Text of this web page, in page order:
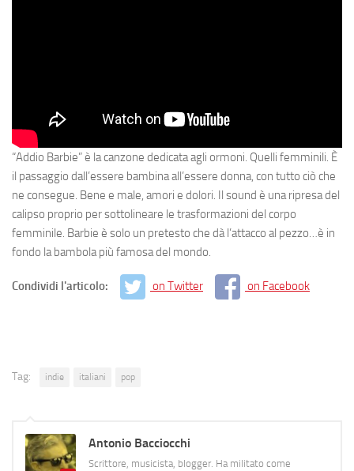
“Addio Barbie” è la canzone dedicata agli ormoni. Quelli femminili. È
il passaggio dall’essere bambina all’essere donna, con tutto ciò che
ne consegue. Bene e male, amori e dolori. Il sound è una ripresa del
calipso proprio per sottolineare le trasformazioni del corpo
femminile. Barbie è solo un pretesto che dà l’attacco al pezzo…è in
fondo la bambola più famosa del mondo.
Condividi l'articolo: on Twitter on Facebook
Tag: indie italiani pop
Antonio Bacciocchi
Scrittore, musicista, blogger. Ha militato come